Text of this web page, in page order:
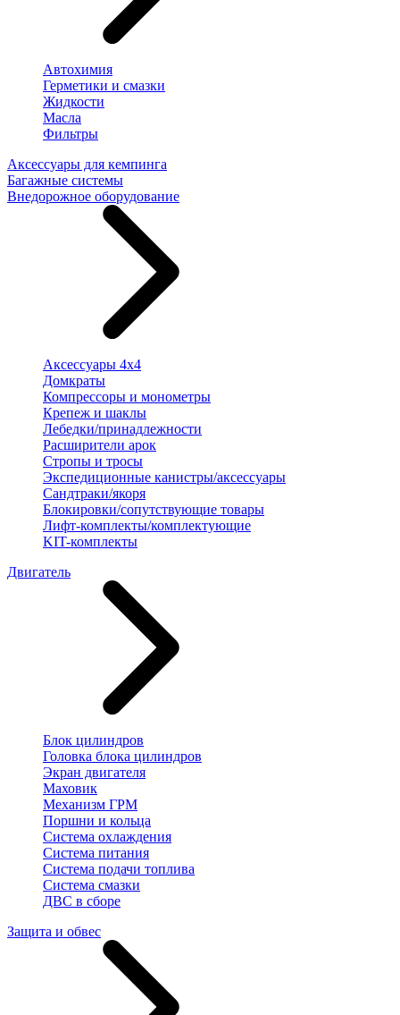
Автохимия
Герметики и смазки
Жидкости
Масла
Фильтры
Аксессуары для кемпинга
Багажные системы
Внедорожное оборудование
Аксессуары 4х4
Домкраты
Компрессоры и монометры
Крепеж и шаклы
Лебедки/принадлежности
Расширители арок
Стропы и тросы
Экспедиционные канистры/аксессуары
Сандтраки/якоря
Блокировки/сопутствующие товары
Лифт-комплекты/комплектующие
KIT-комплекты
Двигатель
Блок цилиндров
Головка блока цилиндров
Экран двигателя
Маховик
Механизм ГРМ
Поршни и кольца
Система охлаждения
Система питания
Система подачи топлива
Система смазки
ДВС в сборе
Защита и обвес